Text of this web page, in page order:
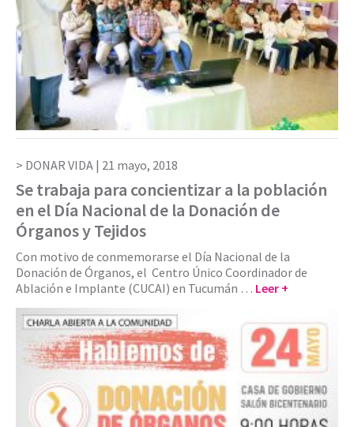
DONAR VIDA | 21 mayo, 2018
Se trabaja para concientizar a la población
en el Día Nacional de la Donación de
Órganos y Tejidos
Con motivo de conmemorarse el Día Nacional de la
Donación de Órganos, el Centro Único Coordinador de
Ablación e Implante (CUCAI) en Tucumán … Leer +